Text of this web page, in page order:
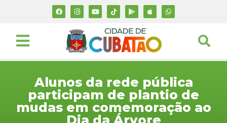
Alunos da rede pública
participam de plantio de
mudas em comemoração ao
Dia da Árvore